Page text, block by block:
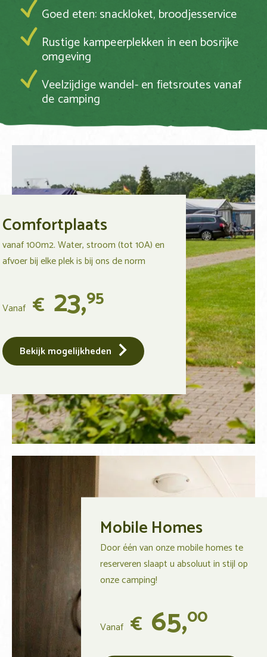
Goed eten: snackloket, broodjesservice
Rustige kampeerplekken in een bosrijke
omgeving
Veelzijdige wandel- en fietsroutes vanaf
de camping
Comfortplaats
vanaf 100m2. Water, stroom (tot 10A) en
afvoer bij elke plek is bij ons de norm
Vanaf € 23,95
Bekijk mogelijkheden
Mobile Homes
Door één van onze mobile homes te
reserveren slaapt u absoluut in stijl op
onze camping!
Vanaf € 65,00